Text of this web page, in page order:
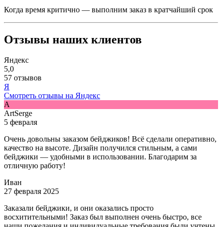
Когда время критично — выполним заказ в кратчайший срок
Отзывы наших клиентов
Яндекс
5,0
57 отзывов
Я
Смотреть отзывы на Яндекс
A
ArtSerge
5 февраля
Очень довольны заказом бейджиков! Всё сделали оперативно,
качество на высоте. Дизайн получился стильным, а сами
бейджики — удобными в использовании. Благодарим за
отличную работу!
Иван
27 февраля 2025
Заказали бейджики, и они оказались просто
восхитительными! Заказ был выполнен очень быстро, все